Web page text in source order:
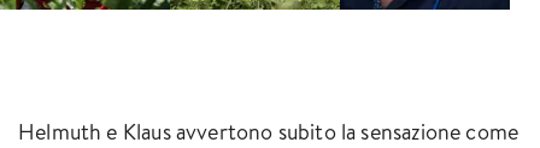
Helmuth e Klaus avvertono subito la sensazione come